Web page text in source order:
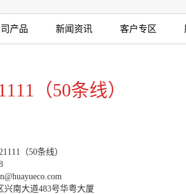
产品 新闻资讯 客户专区
（50条线）
（50条线）
兴南大道483号华粤大厦